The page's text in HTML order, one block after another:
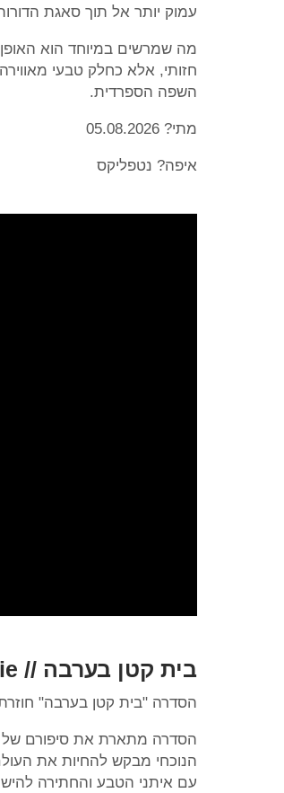
עמוק יותר אל תוך סאגת
מה שמרשים במיוחד הוא
חזותי, אלא כחלק טבעי
השפה הספרדית.
מתי? 05.08.2026
איפה? נטפליקס
בית קטן בערבה // Little House on the Prairie
הסדרה "בית קטן בערבה"
הסדרה מתארת את סיפורם של
הנוכחי מבקש להחיות את
עם איתני הטבע והחתירה